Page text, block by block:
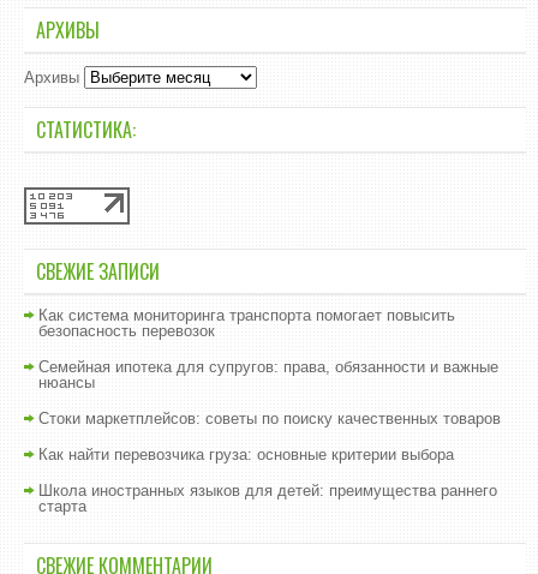
АРХИВЫ
Архивы
СТАТИСТИКА:
СВЕЖИЕ ЗАПИСИ
Как система мониторинга транспорта помогает повысить
безопасность перевозок
Семейная ипотека для супругов: права, обязанности и важные
нюансы
Стоки маркетплейсов: советы по поиску качественных товаров
Как найти перевозчика груза: основные критерии выбора
Школа иностранных языков для детей: преимущества раннего
старта
СВЕЖИЕ КОММЕНТАРИИ